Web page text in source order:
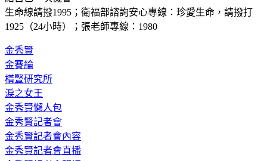
1925（24小時）；張老師專線：1980
金賽綸
橫豎研究所
淚之女王
金秀賢懶人包
金秀賢記者會
金秀賢記者會內容
金秀賢記者會直播
金秀賢記者會翻譯